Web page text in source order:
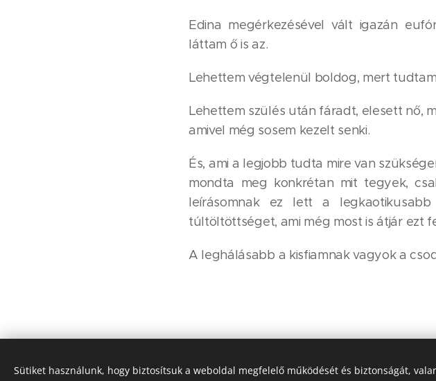
Edina megérkezésével vált igazán
láttam ő is az.
Lehettem végtelenül boldog, mert
Lehettem szülés után fáradt, elesett nő,
amivel még sosem kezelt senki.
És, ami a legjobb tudta mire van
mondta meg konkrétan mit tegyek,
leírásomnak ez lett a
túltöltöttséget, ami még most is átjár ezt
A leghálásabb a kisfiamnak vagyok a
Sütiket használunk, hogy biztosítsuk a weboldal megfelelő működését és biztonságát,